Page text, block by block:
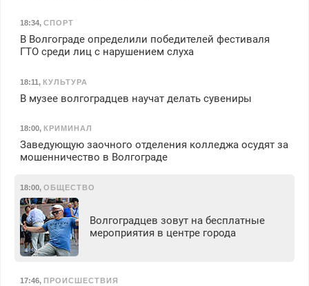
18:34, СПОРТ
В Волгограде определили победителей фестиваля
ГТО среди лиц с нарушением слуха
18:11, КУЛЬТУРА
В музее волгоградцев научат делать сувениры
18:00, КРИМИНАЛ
Заведующую заочного отделения колледжа осудят за
мошенничество в Волгограде
18:00, ОБЩЕСТВО
Волгоградцев зовут на бесплатные
мероприятия в центре города
17:46, ПРОИСШЕСТВИЯ